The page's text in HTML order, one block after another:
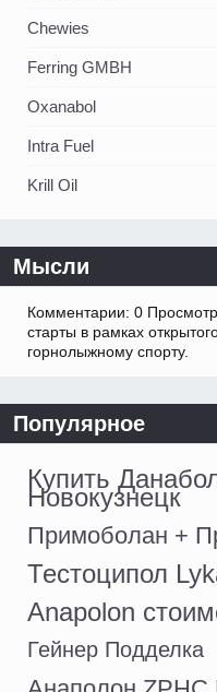
Chewies
Ferring GMBH
Oxanabol
Intra Fuel
Krill Oil
Мысли
Комментарии: 0
старты в рамках
горнолыжному спорту.
Популярное
Купить
Новокузнецк
Примоболан +
Тестоципол
Anapolon
Гейнер Подделка